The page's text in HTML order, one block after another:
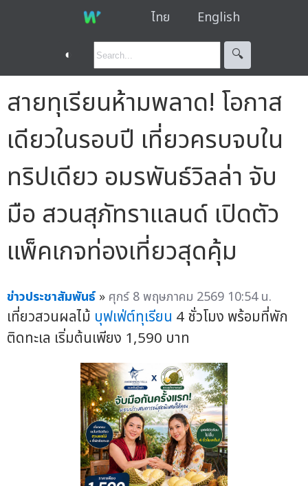
ไทย English
◐ 🔍︎
สายทุเรียนห้ามพลาด! โอกาส
เดียวในรอบปี เที่ยวครบจบใน
ทริปเดียว อมรพันธ์วิลล่า จับ
มือ สวนสุภัทราแลนด์ เปิดตัว
แพ็คเกจท่องเที่ยวสุดคุ้ม
ข่าวประชาสัมพันธ์ » ศุกร์ 8 พฤษภาคม 2569 10:54 น.
เที่ยวสวนผลไม้ บุฟเฟ่ต์ทุเรียน 4 ชั่วโมง พร้อมที่พัก
ติดทะเล เริ่มต้นเพียง 1,590 บาท